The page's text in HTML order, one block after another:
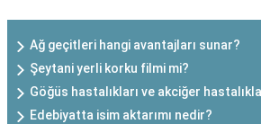
Ağ geçitleri hangi avantajları sunar?
Şeytani yerli korku filmi mi?
Göğüs hastalıkları ve akciğer
Edebiyatta isim aktarımı nedir?